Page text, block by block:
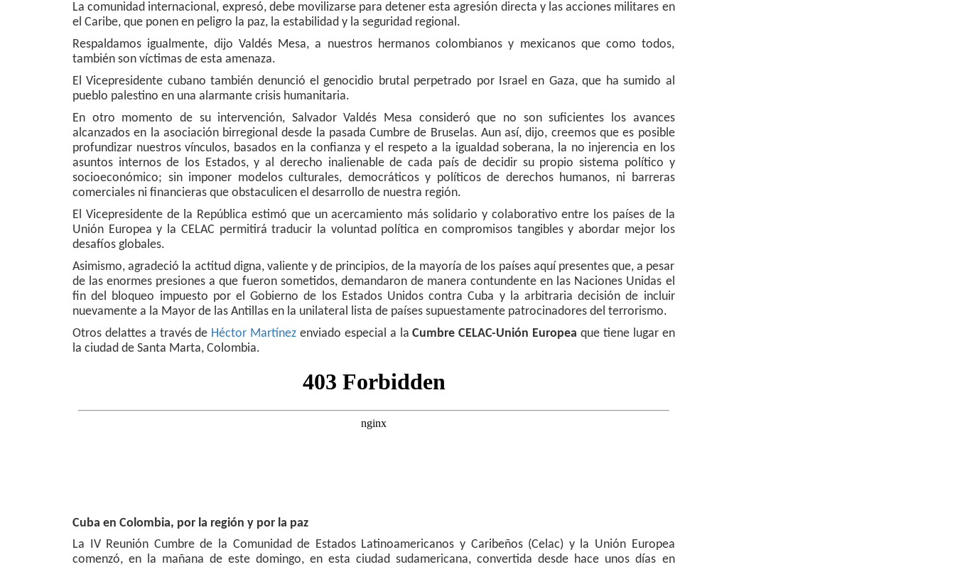
La comunidad internacional, expresó, debe movilizarse para detener esta agresión directa y las acciones militares en
el Caribe, que ponen en peligro la paz, la estabilidad y la seguridad regional.
Respaldamos igualmente, dijo Valdés Mesa, a nuestros hermanos colombianos y mexicanos que como todos,
también son víctimas de esta amenaza.
El Vicepresidente cubano también denunció el genocidio brutal perpetrado por Israel en Gaza, que ha sumido al
pueblo palestino en una alarmante crisis humanitaria.
En otro momento de su intervención, Salvador Valdés Mesa consideró que no son suficientes los avances
alcanzados en la asociación birregional desde la pasada Cumbre de Bruselas. Aun así, dijo, creemos que es posible
profundizar nuestros vínculos, basados en la confianza y el respeto a la igualdad soberana, la no injerencia en los
asuntos internos de los Estados, y al derecho inalienable de cada país de decidir su propio sistema político y
socioeconómico; sin imponer modelos culturales, democráticos y políticos de derechos humanos, ni barreras
comerciales ni financieras que obstaculicen el desarrollo de nuestra región.
El Vicepresidente de la República estimó que un acercamiento más solidario y colaborativo entre los países de la
Unión Europea y la CELAC permitirá traducir la voluntad política en compromisos tangibles y abordar mejor los
desafíos globales.
Asimismo, agradeció la actitud digna, valiente y de principios, de la mayoría de los países aquí presentes que, a pesar
de las enormes presiones a que fueron sometidos, demandaron de manera contundente en las Naciones Unidas el
fin del bloqueo impuesto por el Gobierno de los Estados Unidos contra Cuba y la arbitraria decisión de incluir
nuevamente a la Mayor de las Antillas en la unilateral lista de países supuestamente patrocinadores del terrorismo.
Otros delattes a través de Héctor Martínez enviado especial a laCumbre CELAC-Unión Europea que tiene lugar en
la ciudad de Santa Marta, Colombia.
Cuba en Colombia, por la región y por la paz
La IV Reunión Cumbre de la Comunidad de Estados Latinoamericanos y Caribeños (Celac) y la Unión Europea
comenzó, en la mañana de este domingo, en esta ciudad sudamericana, convertida desde hace unos días en